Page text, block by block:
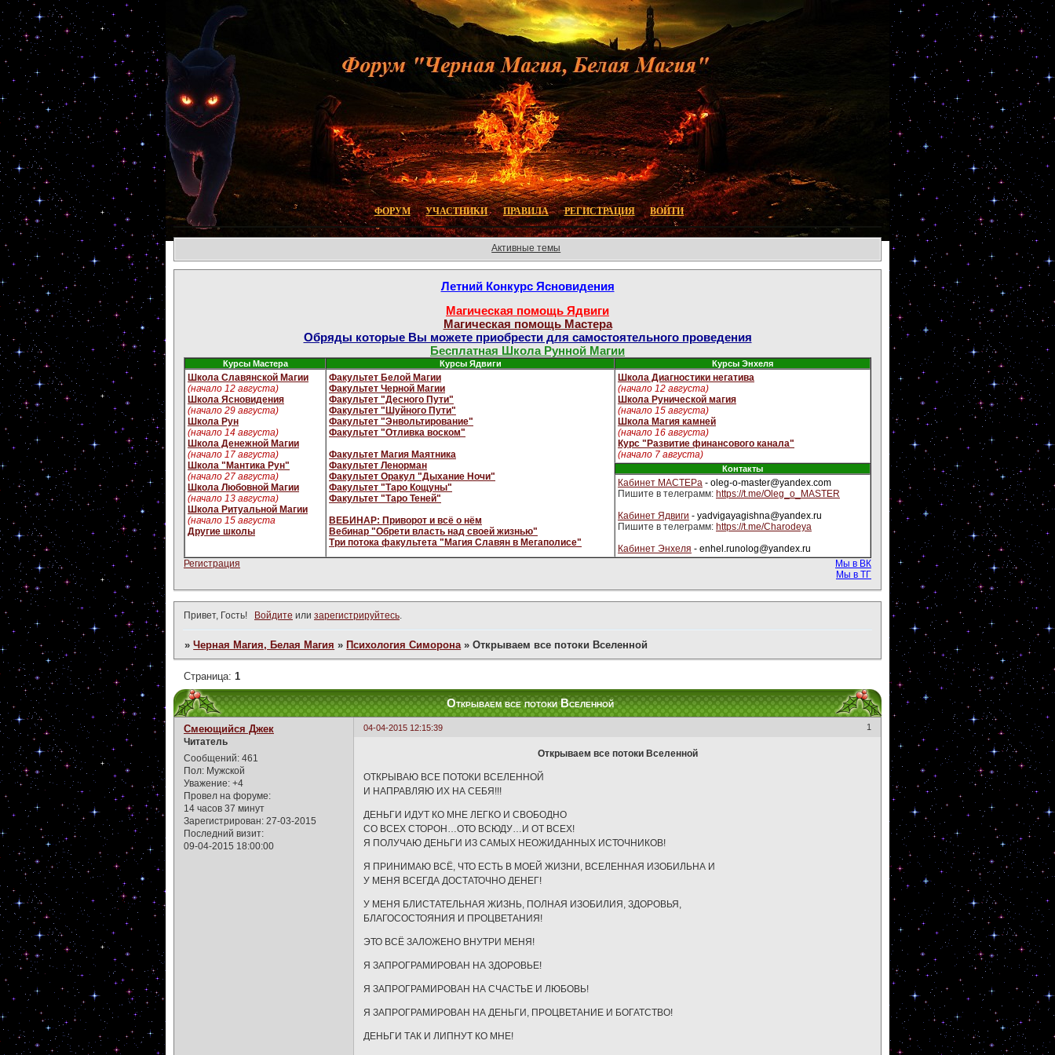
ФОРУМ УЧАСТНИКИ ПРАВИЛА РЕГИСТРАЦИЯ ВОЙТИ
Активные темы
Летний Конкурс Ясновидения
Магическая помощь Ядвиги
Магическая помощь Мастера
Обряды которые Вы можете приобрести для самостоятельного проведения
Бесплатная Школа Рунной Магии
Курсы Мастера Курсы Ядвиги Курсы Энхеля
Школа Славянской Магии
(начало 12 августа)
Школа Ясновидения
(начало 29 августа)
Школа Рун
(начало 14 августа)
Школа Денежной Магии
(начало 17 августа)
Школа "Мантика Рун"
(начало 27 августа)
Школа Любовной Магии
(начало 13 августа)
Школа Ритуальной Магии
(начало 15 августа
Другие школы
Факультет Белой Магии
Факультет Черной Магии
Факультет "Десного Пути"
Факультет "Шуйного Пути"
Факультет "Энвольтирование"
Факультет "Отливка воском"
Факультет Магия Маятника
Факультет Ленорман
Факультет Оракул "Дыхание Ночи"
Факультет "Таро Кощуны"
Факультет "Таро Теней"
ВЕБИНАР: Приворот и всё о нём
Вебинар "Обрети власть над своей жизнью"
Три потока факультета "Магия Славян в Мегаполисе"
Школа Диагностики негатива
(начало 12 августа)
Школа Рунической магия
(начало 15 августа)
Школа Магия камней
(начало 16 августа)
Курс "Развитие финансового канала"
(начало 7 августа)
Контакты
Кабинет МАСТЕРа - oleg-o-master@yandex.com
Пишите в телеграмм: https://t.me/Oleg_o_MASTER
Кабинет Ядвиги - yadvigayagishna@yandex.ru
Пишите в телеграмм: https://t.me/Charodeya
Кабинет Энхеля - enhel.runolog@yandex.ru
Регистрация
Мы в ВК
Мы в ТГ
Привет, Гость! Войдите или зарегистрируйтесь
»Черная Магия, Белая Магия » Психология Симорона »Открываем все потоки Вселенной
Открываем все потоки Вселенной
Страница: 1
1
04-04-2015 12:15:39
Смеющийся Джек
Читатель
Сообщений: 461
Пол: Мужской
Уважение: +4
Провел на форуме:
14 часов 37 минут
Зарегистрирован: 27-03-2015
Последний визит:
09-04-2015 18:00:00
Открываем все потоки Вселенной
ОТКРЫВАЮ ВСЕ ПОТОКИ ВСЕЛЕННОЙ
И НАПРАВЛЯЮ ИХ НА СЕБЯ!!!
ДЕНЬГИ ИДУТ КО МНЕ ЛЕГКО И СВОБОДНО
СО ВСЕХ СТОРОН…ОТО ВСЮДУ…И ОТ ВСЕХ!
Я ПОЛУЧАЮ ДЕНЬГИ ИЗ САМЫХ НЕОЖИДАННЫХ ИСТОЧНИКОВ!
Я ПРИНИМАЮ ВСЁ, ЧТО ЕСТЬ В МОЕЙ ЖИЗНИ, ВСЕЛЕННАЯ ИЗОБИЛЬНА И
У МЕНЯ ВСЕГДА ДОСТАТОЧНО ДЕНЕГ!
У МЕНЯ БЛИСТАТЕЛЬНАЯ ЖИЗНЬ, ПОЛНАЯ ИЗОБИЛИЯ, ЗДОРОВЬЯ,
БЛАГОСОСТОЯНИЯ И ПРОЦВЕТАНИЯ!
ЭТО ВСЁ ЗАЛОЖЕНО ВНУТРИ МЕНЯ!
Я ЗАПРОГРАМИРОВАН НА ЗДОРОВЬЕ!
Я ЗАПРОГРАМИРОВАН НА СЧАСТЬЕ И ЛЮБОВЬ!
Я ЗАПРОГРАМИРОВАН НА ДЕНЬГИ, ПРОЦВЕТАНИЕ И БОГАТСТВО!
ДЕНЬГИ ТАК И ЛИПНУТ КО МНЕ!